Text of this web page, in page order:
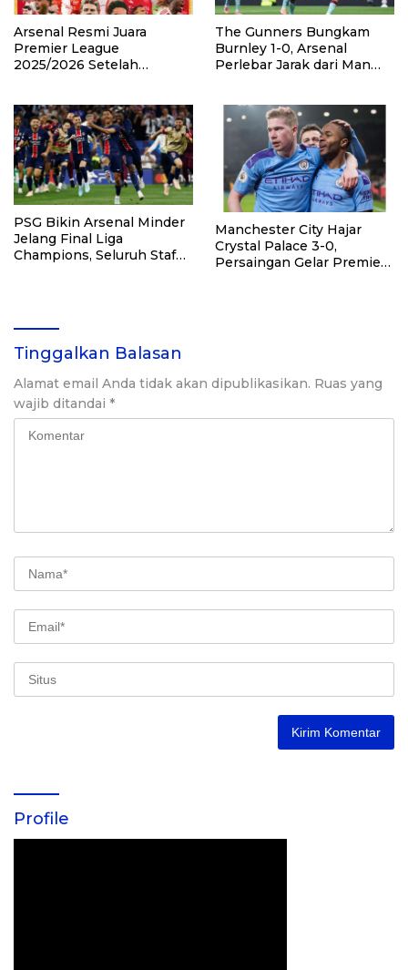
Arsenal Resmi Juara
Premier League
2025/2026 Setelah
The Gunners Bungkam
Burnley 1-0, Arsenal
Perlebar Jarak dari Man
PSG Bikin Arsenal Minder
Jelang Final Liga
Champions, Seluruh Staf
Manchester City Hajar
Crystal Palace 3-0,
Persaingan Gelar Premier
Tinggalkan Balasan
Alamat email Anda tidak akan dipublikasikan. Ruas yang
wajib ditandai *
Profile